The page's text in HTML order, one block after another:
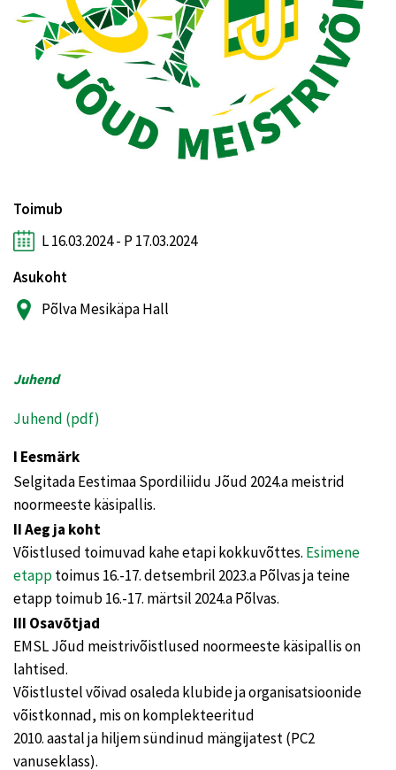
Toimub
L 16.03.2024 - P 17.03.2024
Asukoht
Põlva Mesikäpa Hall
Juhend
Juhend (pdf)
I Eesmärk
Selgitada Eestimaa Spordiliidu Jõud 2024.a meistrid
noormeeste käsipallis.
II Aeg ja koht
Võistlused toimuvad kahe etapi kokkuvõttes. Esimene
etapptoimus 16.-17. detsembril 2023.a Põlvas ja teine
etapp toimub 16.-17. märtsil 2024.a Põlvas.
III Osavõtjad
EMSL Jõud meistrivõistlused noormeeste käsipallis on
lahtised.
Võistlustel võivad osaleda klubide ja organisatsioonide
võistkonnad, mis on komplekteeritud
2010. aastal ja hiljem sündinud mängijatest (PC2
vanuseklass).